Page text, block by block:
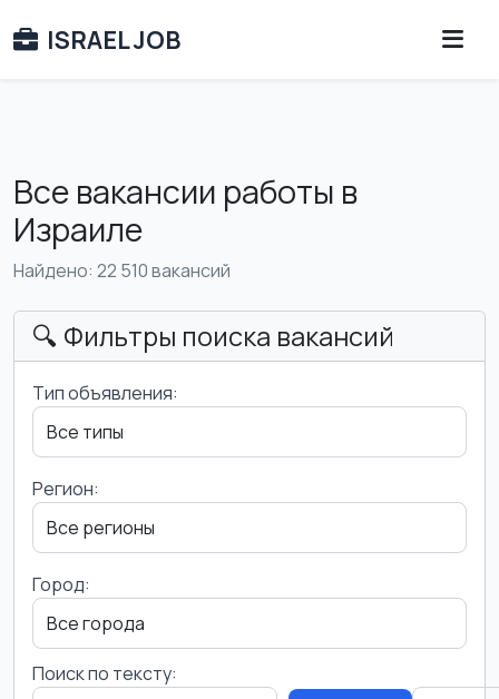
ISRAEL JOB
Все вакансии работы в
Израиле
Найдено: 22 510 вакансий
🔍 Фильтры поиска вакансий
Тип объявления:
Регион:
Город:
Поиск по тексту: